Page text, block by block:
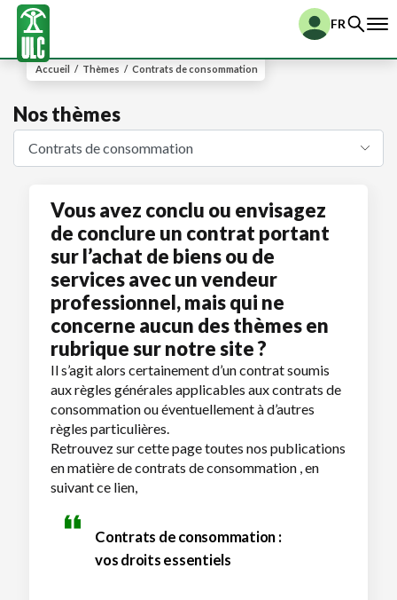
FR
Accueil / Thèmes / Contrats de consommation
Nos thèmes
Vous avez conclu ou envisagez
de conclure un contrat portant
sur l’achat de biens ou de
services avec un vendeur
professionnel, mais qui ne
concerne aucun des thèmes en
rubrique sur notre site ?
Il s’agit alors certainement d’un contrat soumis
aux règles générales applicables aux contrats de
consommation ou éventuellement à d’autres
règles particulières.
Retrouvez sur cette page toutes nos publications
en matière de contrats de consommation , en
suivant ce lien,
Contrats de consommation :
vos droits essentiels